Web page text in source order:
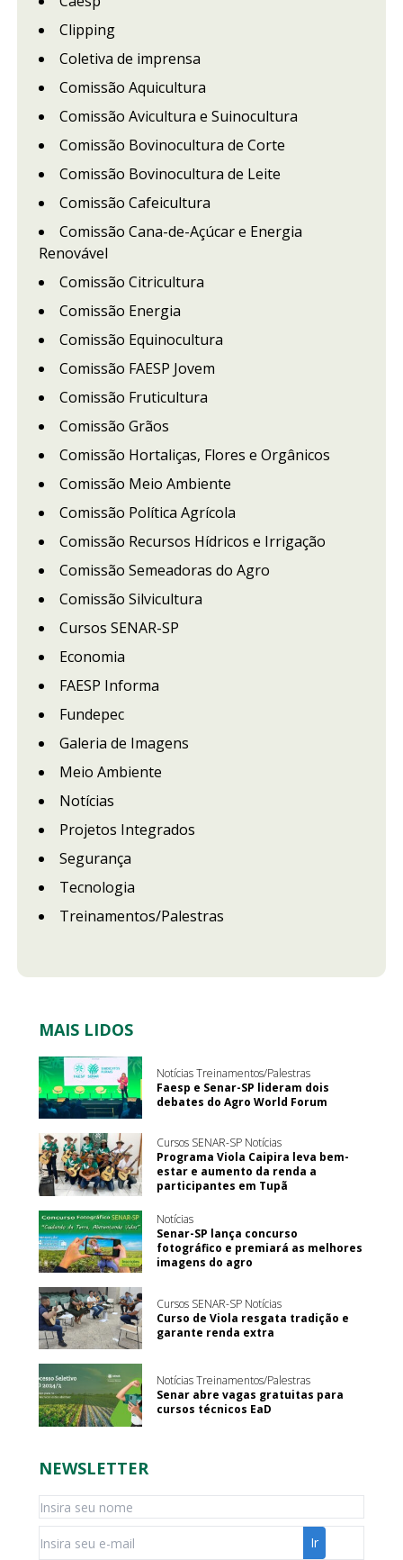
Clipping
Coletiva de imprensa
Comissão Aquicultura
Comissão Avicultura e Suinocultura
Comissão Bovinocultura de Corte
Comissão Bovinocultura de Leite
Comissão Cafeicultura
Comissão Cana-de-Açúcar e Energia
Renovável
Comissão Citricultura
Comissão Energia
Comissão Equinocultura
Comissão FAESP Jovem
Comissão Fruticultura
Comissão Grãos
Comissão Hortaliças, Flores e Orgânicos
Comissão Meio Ambiente
Comissão Política Agrícola
Comissão Recursos Hídricos e Irrigação
Comissão Semeadoras do Agro
Comissão Silvicultura
Cursos SENAR-SP
Economia
FAESP Informa
Fundepec
Galeria de Imagens
Meio Ambiente
Notícias
Projetos Integrados
Segurança
Tecnologia
Treinamentos/Palestras
MAIS LIDOS
Notícias Treinamentos/Palestras
Faesp e Senar-SP lideram dois
debates do Agro World Forum
Cursos SENAR-SP Notícias
Programa Viola Caipira leva bem-
estar e aumento da renda a
participantes em Tupã
Notícias
Senar-SP lança concurso
fotográfico e premiará as melhores
imagens do agro
Cursos SENAR-SP Notícias
Curso de Viola resgata tradição e
garante renda extra
Notícias Treinamentos/Palestras
Senar abre vagas gratuitas para
cursos técnicos EaD
NEWSLETTER